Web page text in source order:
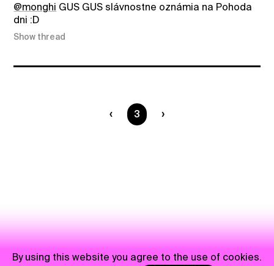
@monghi GUS GUS slávnostne oznámia na Pohoda
dni :D
Show thread
You are on page
3
By using this website you agree to the use of cookies.